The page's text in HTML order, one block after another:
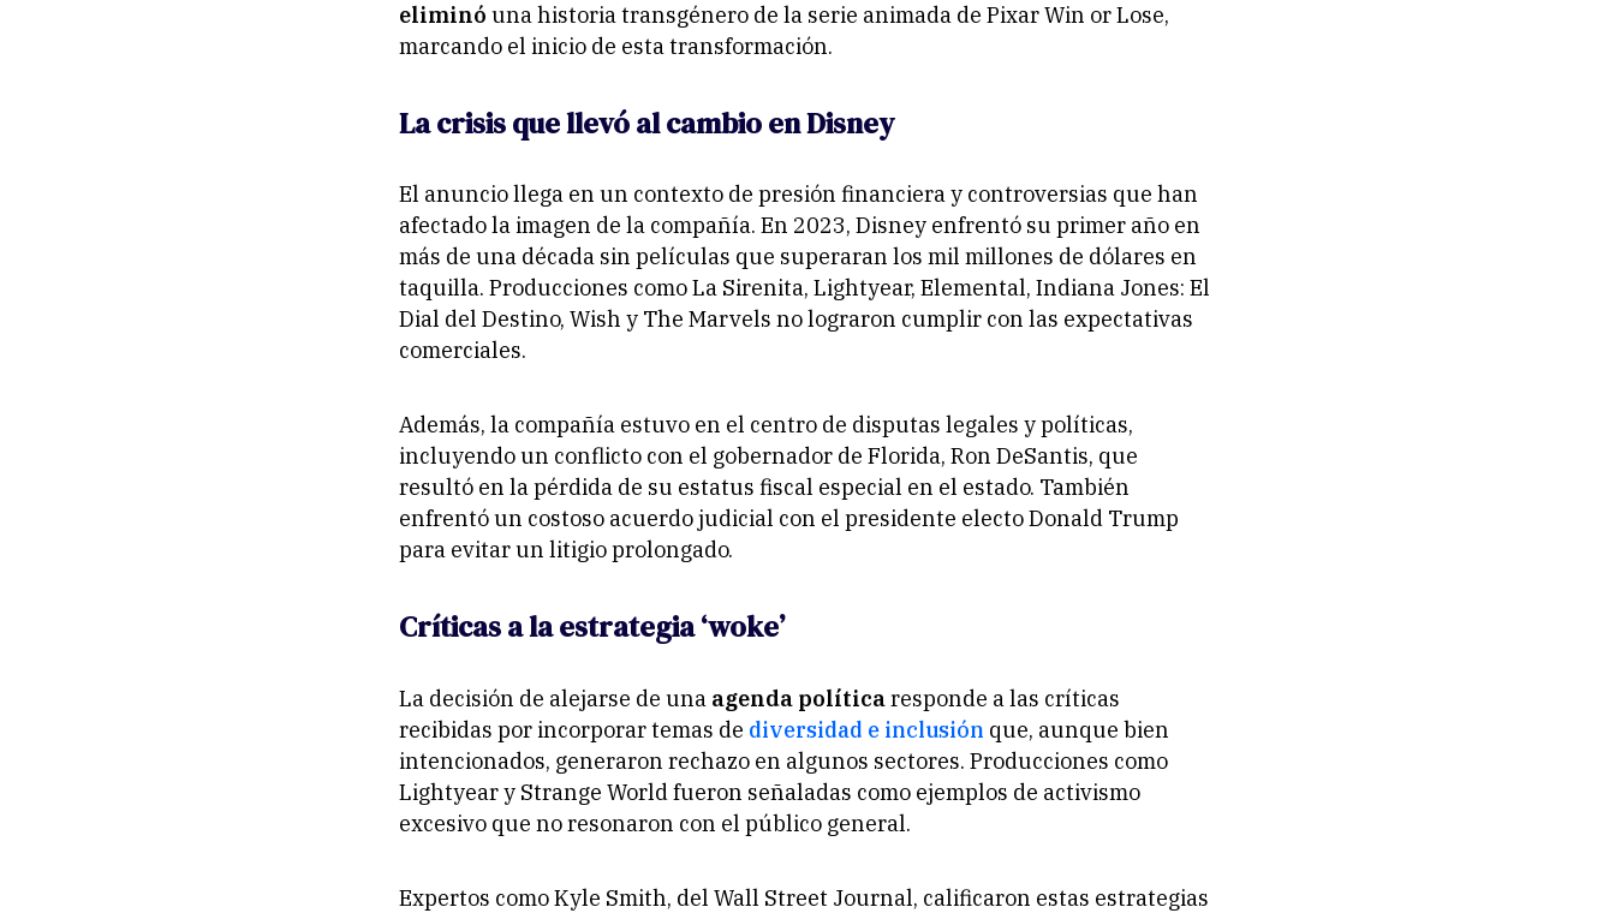
eliminó una historia transgénero de la serie animada de PixarWin or Lose,
marcando el inicio de esta transformación.
La crisis que llevó al cambio en Disney
El anuncio llega en un contexto de presión financiera y controversias que han
afectado la imagen de la compañía. En 2023, Disney enfrentó su primer año en
más de una década sin películas que superaran los mil millones de dólares en
taquilla. Producciones comoLa Sirenita, Lightyear, Elemental, Indiana Jones: El
Dial del Destino, Wish y The Marvels no lograron cumplir con las expectativas
comerciales.
Además, la compañía estuvo en el centro de disputas legales y políticas,
incluyendo un conflicto con el gobernador de Florida, Ron DeSantis, que
resultó en la pérdida de su estatus fiscal especial en el estado. También
enfrentó un costoso acuerdo judicial con el presidente electo Donald Trump
para evitar un litigio prolongado.
Críticas a la estrategia ‘woke’
La decisión de alejarse de una agenda políticaresponde a las críticas
recibidas por incorporar temas de diversidad e inclusión que, aunque bien
intencionados, generaron rechazo en algunos sectores. Producciones como
Lightyeary Strange Worldfueron señaladas como ejemplos de activismo
excesivo que no resonaron con el público general.
Expertos como Kyle Smith, del Wall Street Journal, calificaron estas estrategias